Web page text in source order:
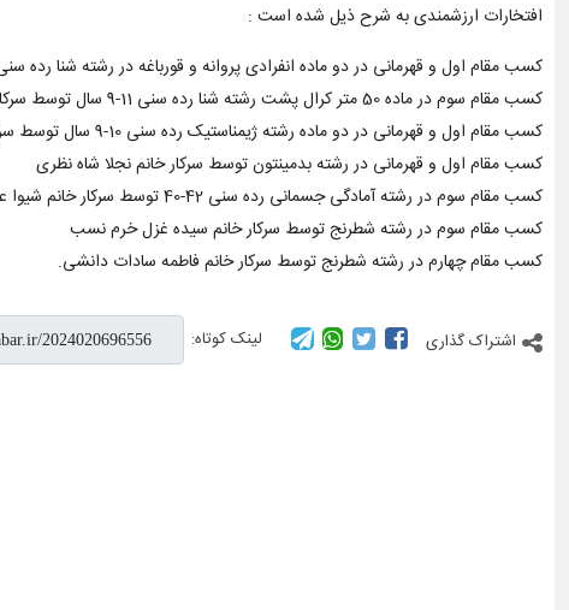
افتخارات ارزشمندی به شرح ذیل شده است :
کسب مقام اول و قهرمانی در دو ماده انفرادی پروانه و قورباغه در رشته شنا رده سنی 43-41 سال توسط سرکار خانم آرزو
کسب مقام سوم در ماده 50 متر کرال پشت رشته شنا رده سنی 11-9 سال توسط سرکار خانم مانیا حمیداوی
کسب مقام اول و قهرمانی در دو ماده رشته ژیمناستیک رده سنی 10-9 سال توسط سرکار خانم آوا رحمانی
کسب مقام اول و قهرمانی در رشته بدمینتون توسط سرکار خانم نجلا شاه نظری
کسب مقام سوم در رشته آمادگی جسمانی رده سنی 42-40 توسط سرکار خانم شیوا علیپور امیری
کسب مقام سوم در رشته شطرنج توسط سرکار خانم سیده غزل خرم نسب
کسب مقام چهارم در رشته شطرنج توسط سرکار خانم فاطمه سادات دانشی.
اشتراک گذاری لینک کوتاه: